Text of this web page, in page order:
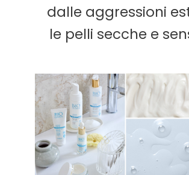
dalle aggressioni
le pelli secche e